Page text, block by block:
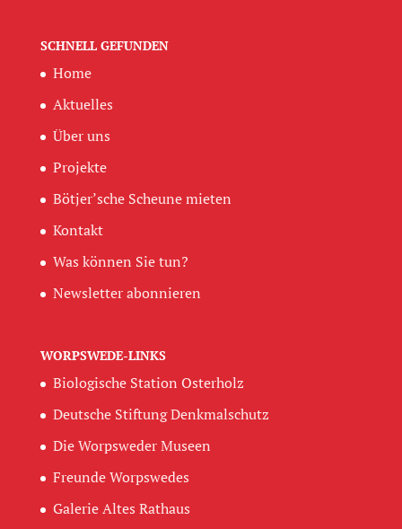
SCHNELL GEFUNDEN
Home
Aktuelles
Über uns
Projekte
Bötjer’sche Scheune mieten
Kontakt
Was können Sie tun?
Newsletter abonnieren
WORPSWEDE-LINKS
Biologische Station Osterholz
Deutsche Stiftung Denkmalschutz
Die Worpsweder Museen
Freunde Worpswedes
Galerie Altes Rathaus